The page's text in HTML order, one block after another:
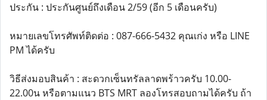
ประกัน : ประกันศูนย์ถึงเดือน 2/59 (อีก 5 เดือนครับ)
หมายเลขโทรศัพท์ติดต่อ : 087-666-5432 คุณเก่ง หรือ LINE
PM ได้ครับ
วิธีส่งมอบสินค้า : สะดวกเซ็นทรัลลาดพร้าวครับ 10.00-
22.00น หรือตามแนว BTS MRT ลองโทรสอบถามได้ครับ ถ้า